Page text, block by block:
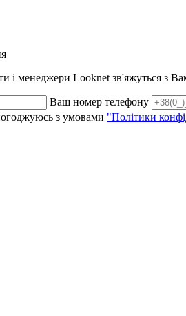
і менеджери Looknet зв'яжуться з
Ваш номер телефону
з умовами "Політики